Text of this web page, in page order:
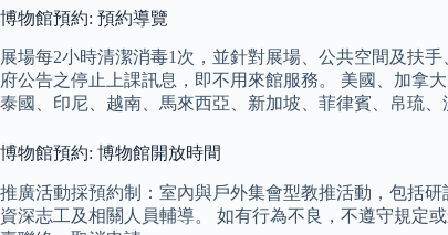
博物館預約: 預約導覽
展場每2小時清潔消毒1次，並針對展場、公共空間及扶
府公告之停止上課訊息，即不用來館服務。 美國、加拿
泰國、印尼、越南、馬來西亞、新加坡、菲律賓、帛琉
博物館預約: 博物館開放時間
推廣活動採預約制：室內與戶外集會型教推活動，包括
資深志工及相關人員輔導。 如有行為不良，不遵守規定